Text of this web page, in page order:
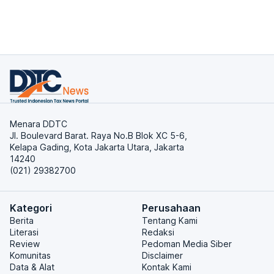
Menara DDTC
Jl. Boulevard Barat. Raya No.B Blok XC 5-6,
Kelapa Gading, Kota Jakarta Utara, Jakarta
14240
(021) 29382700
Kategori
Berita
Literasi
Review
Komunitas
Data & Alat
Perusahaan
Tentang Kami
Redaksi
Pedoman Media Siber
Disclaimer
Kontak Kami